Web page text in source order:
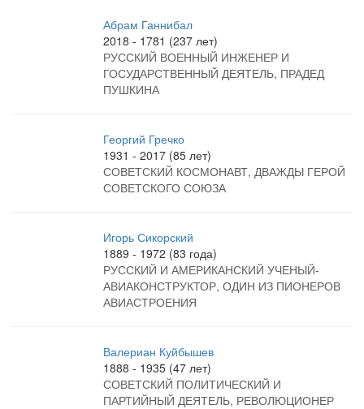
Абрам Ганнибал
2018 - 1781 (237 лет)
РУССКИЙ ВОЕННЫЙ ИНЖЕНЕР И
ГОСУДАРСТВЕННЫЙ ДЕЯТЕЛЬ, ПРАДЕД
ПУШКИНА
Георгий Гречко
1931 - 2017 (85 лет)
СОВЕТСКИЙ КОСМОНАВТ, ДВАЖДЫ ГЕРОЙ
СОВЕТСКОГО СОЮЗА
Игорь Сикорский
1889 - 1972 (83 года)
РУССКИЙ И АМЕРИКАНСКИЙ УЧЕНЫЙ-
АВИАКОНСТРУКТОР, ОДИН ИЗ ПИОНЕРОВ
АВИАСТРОЕНИЯ
Валериан Куйбышев
1888 - 1935 (47 лет)
СОВЕТСКИЙ ПОЛИТИЧЕСКИЙ И
ПАРТИЙНЫЙ ДЕЯТЕЛЬ, РЕВОЛЮЦИОНЕР